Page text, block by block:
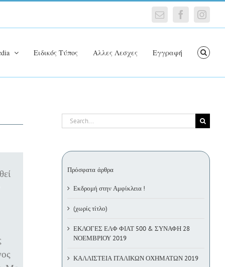
EmailFacebook
Ειδικός Τύπος Αλλες Λεσχες Εγγραφή
Search
for:
Πρόσφατα άρθρα
Εκδρομή στην Αμφίκλεια !
(χωρίς τίτλο)
ΕΚΛΟΓΕΣ ΕΛΦ ΦΙΑΤ 500 & ΣΥΝΑΦΗ 28
ΝΟΕΜΒΡΙΟΥ 2019
ΚΑΛΛΙΣΤΕΙΑ ΙΤΑΛΙΚΩΝ ΟΧΗΜΑΤΩΝ 2019